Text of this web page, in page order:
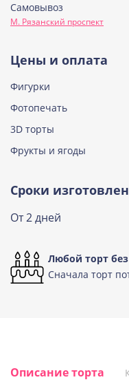
Узнать
Самовывоз
М. Рязанский проспект
Цены и оплата
Фигурки
Фотопечать
3D торты
Фрукты и ягоды
Сроки
От 2 дней
Любой торт
Сначала торт
Описание торта